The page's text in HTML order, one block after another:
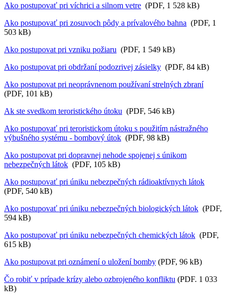
Ako postupovať pri víchrici a silnom vetre (PDF, 1 528 kB)
Ako postupovať pri zosuvoch pôdy a prívalového bahna (PDF, 1
503 kB)
Ako postupovat pri vzniku požiaru (PDF, 1 549 kB)
Ako postupovat pri obdržaní podozrivej zásielky (PDF, 84 kB)
Ako postupovat pri neoprávnenom používaní strelných zbraní
(PDF, 101 kB)
Ak ste svedkom teroristického útoku (PDF, 546 kB)
Ako postupovať pri teroristickom útoku s použitím nástražného
výbušného systému - bombový útok (PDF, 98 kB)
Ako postupovat pri dopravnej nehode spojenej s únikom
nebezpečných látok (PDF, 105 kB)
Ako postupovať pri úniku nebezpečných rádioaktívnych látok
(PDF, 540 kB)
Ako postupovať pri úniku nebezpečných biologických látok (PDF,
594 kB)
Ako postupovať pri úniku nebezpečných chemických látok (PDF,
615 kB)
Ako postupovat pri oznámení o uložení bomby (PDF, 96 kB)
Čo robiť v prípade krízy alebo ozbrojeného konfliktu (PDF. 1 033
kB)